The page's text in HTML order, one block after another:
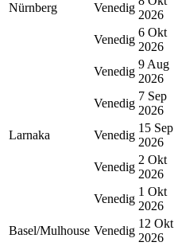
Nürnberg
Venedig
2026
Venedig
6 Okt
2026
Venedig
9 Aug
2026
Venedig
7 Sep
2026
Larnaka
Venedig
15 Sep
2026
Venedig
2 Okt
2026
Venedig
1 Okt
2026
Basel/Mulhouse Venedig
12 Okt
2026